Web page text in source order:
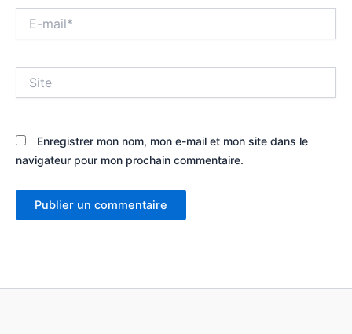
mail*
Enregistrer mon nom, mon e-mail et mon site dans le
navigateur pour mon prochain commentaire.